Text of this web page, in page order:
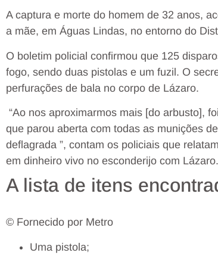
A captura e morte do homem de 32 anos,
a mãe, em Águas Lindas, no entorno do
O boletim policial confirmou que 125
fogo, sendo duas pistolas e um fuzil. O
perfurações de bala no corpo de Lázaro.
“Ao nos aproximarmos mais [do arbusto],
que parou aberta com todas as munições
deflagrada ”, contam os policiais que
em dinheiro vivo no esconderijo com Lázaro.
A lista de itens
© Fornecido por Metro
Uma pistola;